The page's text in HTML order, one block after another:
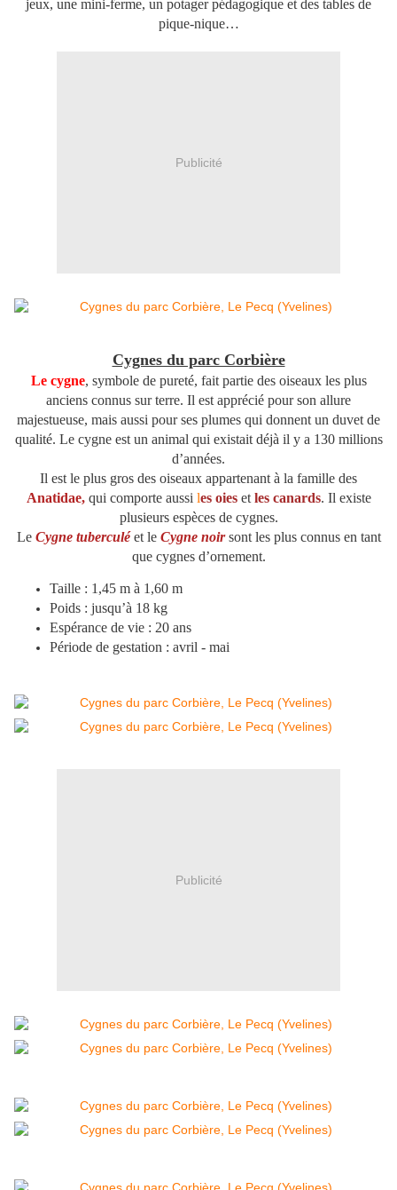
jeux, une mini-ferme, un potager pédagogique et des tables de
pique-nique…
Publicité
Cygnes du parc Corbière
Le cygne, symbole de pureté, fait partie des oiseaux les plus
anciens connus sur terre. Il est apprécié pour son allure
majestueuse, mais aussi pour ses plumes qui donnent un duvet de
qualité. Le cygne est un animal qui existait déjà il y a 130 millions
d’années.
Il est le plus gros des oiseaux appartenant à la famille des
Anatidae,qui comporte aussi les oieset les canards. Il existe
plusieurs espèces de cygnes.
Le Cygne tuberculéet le Cygne noir sont les plus connus en tant
que cygnes d’ornement.
Taille : 1,45 m à 1,60 m
Poids : jusqu’à 18 kg
Espérance de vie : 20 ans
Période de gestation : avril - mai
Publicité